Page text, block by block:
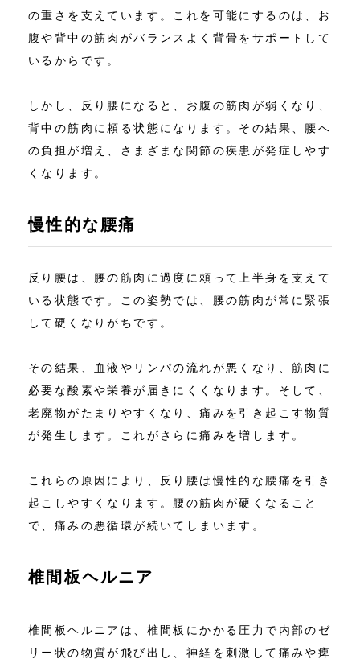
の重さを支えています。これを可能にするのは、お
腹や背中の筋肉がバランスよく背骨をサポートして
いるからです。
しかし、反り腰になると、お腹の筋肉が弱くなり、
背中の筋肉に頼る状態になります。その結果、腰へ
の負担が増え、さまざまな関節の疾患が発症しやす
くなります。
慢性的な腰痛
反り腰は、腰の筋肉に過度に頼って上半身を支えて
いる状態です。この姿勢では、腰の筋肉が常に緊張
して硬くなりがちです。
その結果、血液やリンパの流れが悪くなり、筋肉に
必要な酸素や栄養が届きにくくなります。そして、
老廃物がたまりやすくなり、痛みを引き起こす物質
が発生します。これがさらに痛みを増します。
これらの原因により、反り腰は慢性的な腰痛を引き
起こしやすくなります。腰の筋肉が硬くなること
で、痛みの悪循環が続いてしまいます。
椎間板ヘルニア
椎間板ヘルニアは、椎間板にかかる圧力で内部のゼ
リー状の物質が飛び出し、神経を刺激して痛みや痺